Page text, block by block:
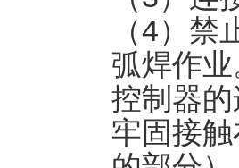
（4）禁
弧焊作
控制器
牢固接